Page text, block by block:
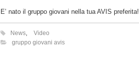
E’ nato il gruppo giovani nella tua AVIS preferita!
News
Video
gruppo giovani avis